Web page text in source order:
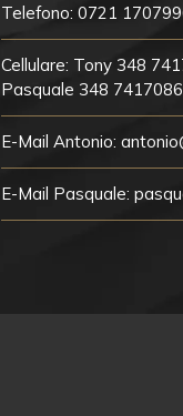
Telefono: 0721
Cellulare: Tony 348
Pasquale 348 7417086
E-Mail Antonio:
E-Mail Pasquale: